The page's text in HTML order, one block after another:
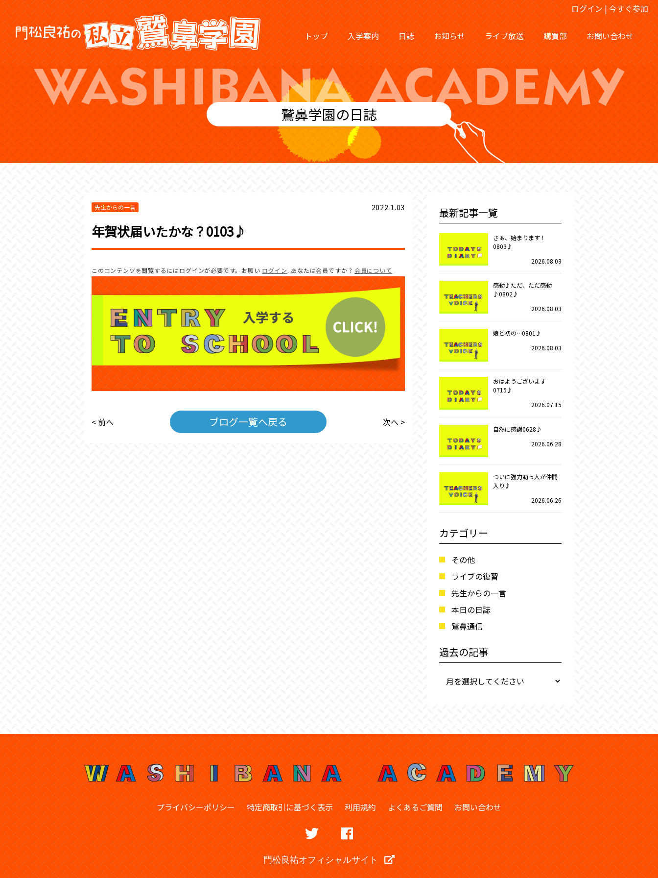
ログイン | 今すぐ参加
トップ 入学案内 日誌 お知らせ ライブ放送 購買部 お問い合わせ
鷲鼻学園の日誌
先生からの一言 2022.1.03
年賀状届いたかな？0103♪
このコンテンツを閲覧するにはログインが必要です。お願い ログイン. あなたは会員ですか ? 会員について
< 前へ ブログ一覧へ戻る 次へ >
最新記事一覧
さぁ、始まります！
0803♪
2026.08.03
感動♪ただ、ただ感動
♪0802♪
2026.08.03
娘と初の…0801♪
2026.08.03
おはようございます
0715♪
2026.07.15
自然に感謝0628♪
2026.06.28
ついに強力助っ人が仲間
入り♪
2026.06.26
カテゴリー
その他
ライブの復習
先生からの一言
本日の日誌
鷲鼻通信
過去の記事
プライバシーポリシー 特定商取引に基づく表示 利用規約 よくあるご質問 お問い合わせ
門松良祐オフィシャルサイト